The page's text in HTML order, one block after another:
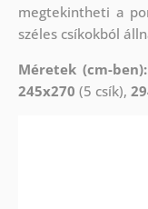
megtekintheti a
széles csíkokból
Méretek (cm-
245x270 (5 csík),